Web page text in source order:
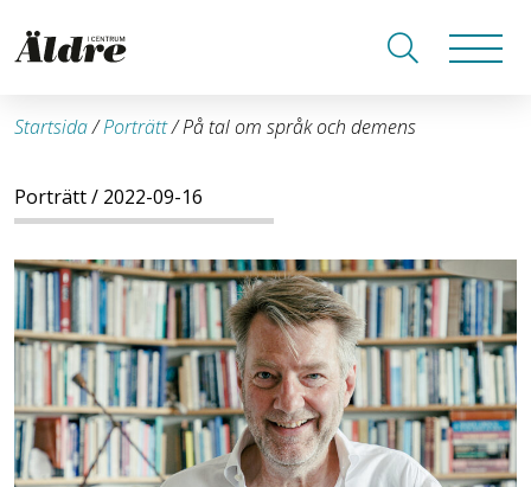
Startsida/Porträtt/På tal om språk och demens
Porträtt/ 2022-09-16